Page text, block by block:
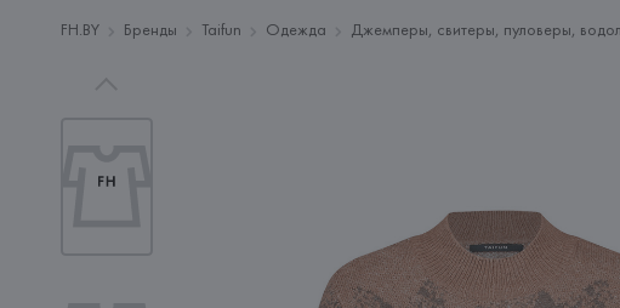
FH.BY Бренды Taifun Одежда Джемперы, свитеры, пуловеры,